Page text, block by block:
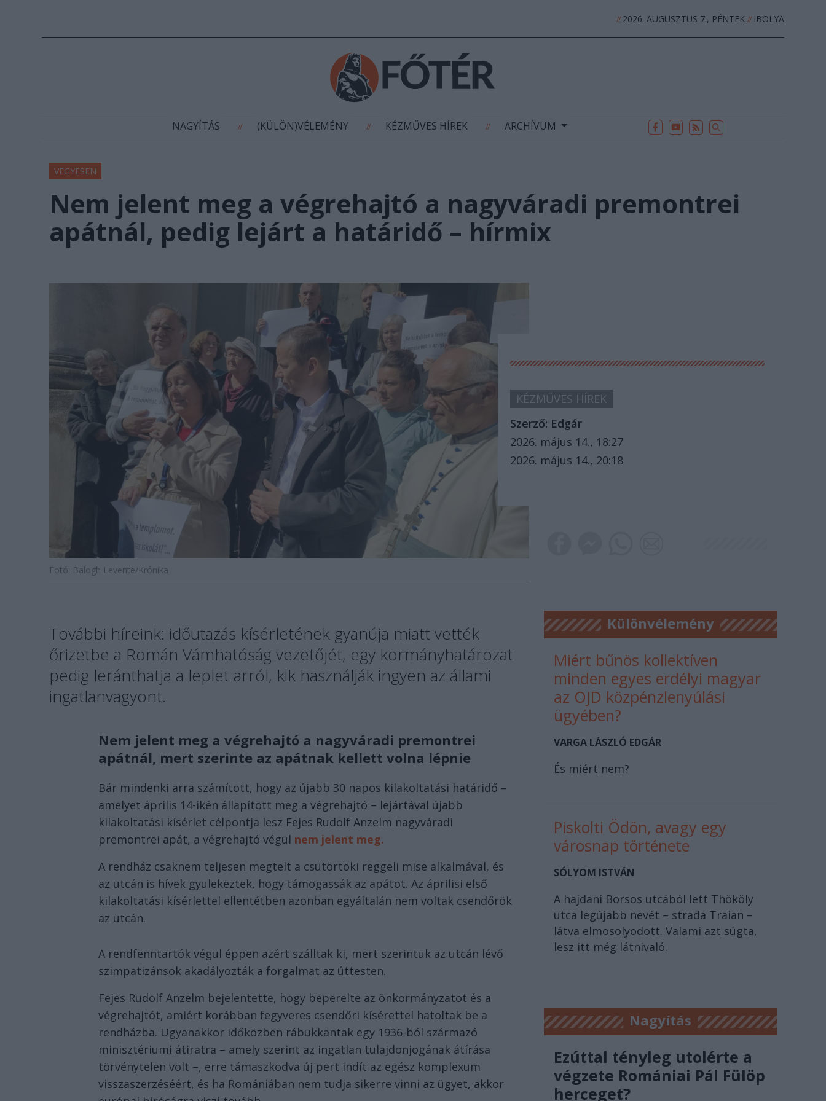
//2026. AUGUSZTUS 7., PÉNTEK //IBOLYA
ARCHÍVUM
NAGYÍTÁS // (KÜLÖN)VÉLEMÉNY // KÉZMŰVES HÍREK // ARCHÍVUM
VEGYESEN
Nem jelent meg a végrehajtó a nagyváradi premontrei
apátnál, pedig lejárt a határidő – hírmix
KÉZMŰVES HÍREK
Szerző: Edgár
2026. május 14., 18:27
2026. május 14., 20:18
Fotó: Balogh Levente/Krónika
További híreink: időutazás kísérletének gyanúja miatt vették
őrizetbe a Román Vámhatóság vezetőjét, egy kormányhatározat
pedig leránthatja a leplet arról, kik használják ingyen az állami
ingatlanvagyont.
Nem jelent meg a végrehajtó a nagyváradi premontrei
apátnál, mert szerinte az apátnak kellett volna lépnie
Bár mindenki arra számított, hogy az újabb 30 napos kilakoltatási határidő –
amelyet április 14-ikén állapított meg a végrehajtó – lejártával újabb
kilakoltatási kísérlet célpontja lesz Fejes Rudolf Anzelm nagyváradi
premontrei apát, a végrehajtó végül nem jelent meg.
A rendház csaknem teljesen megtelt a csütörtöki reggeli mise alkalmával, és
az utcán is hívek gyülekeztek, hogy támogassák az apátot. Az áprilisi első
kilakoltatási kísérlettel ellentétben azonban egyáltalán nem voltak csendőrök
az utcán.
A rendfenntartók végül éppen azért szálltak ki, mert szerintük az utcán lévő
szimpatizánsok akadályozták a forgalmat az úttesten.
Fejes Rudolf Anzelm bejelentette, hogy beperelte az önkormányzatot és a
végrehajtót, amiért korábban fegyveres csendőri kísérettel hatoltak be a
rendházba. Ugyanakkor időközben rábukkantak egy 1936-ból származó
minisztériumi átiratra – amely szerint az ingatlan tulajdonjogának átírása
törvénytelen volt –, erre támaszkodva új pert indít az egész komplexum
visszaszerzéséért, és ha Romániában nem tudja sikerre vinni az ügyet, akkor
Különvélemény
Miért bűnös kollektíven
minden egyes erdélyi magyar
az OJD közpénzlenyúlási
ügyében?
VARGA LÁSZLÓ EDGÁR
És miért nem?
Piskolti Ödön, avagy egy
városnap története
SÓLYOM ISTVÁN
A hajdani Borsos utcából lett Thököly
utca legújabb nevét – strada Traian –
látva elmosolyodott. Valami azt súgta,
lesz itt még látnivaló.
Nagyítás
Ezúttal tényleg utolérte a
végzete Romániai Pál Fülöp
herceget?